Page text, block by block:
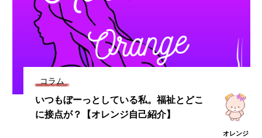
コラム
いつもぼーっとしている私。福祉とどこ
に接点が？【オレンジ自己紹介】
オレンジ